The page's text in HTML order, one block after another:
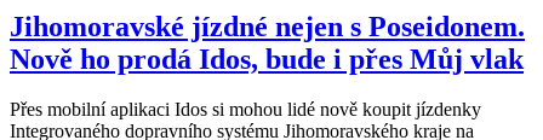
Jihomoravské jízdné nejen s Poseidonem.
Nově ho prodá Idos, bude i přes Můj vlak
Přes mobilní aplikaci Idos si mohou lidé nově koupit jízdenky
Integrovaného dopravního systému Jihomoravského kraje na